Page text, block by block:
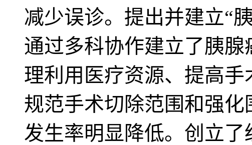
减少误诊。提出并建立“
通过多科协作建立了胰
理利用医疗资源、提高手
规范手术切除范围和强
发生率明显降低。创立